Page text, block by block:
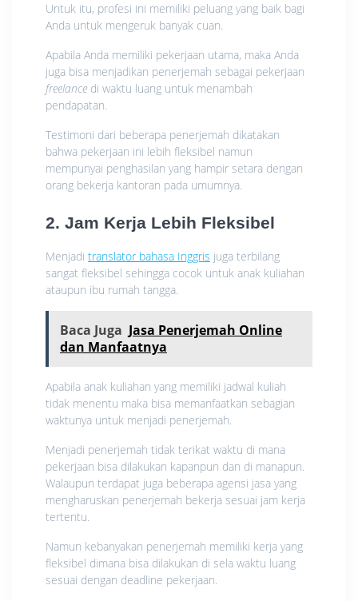
Untuk itu, profesi ini memiliki peluang yang baik bagi
Anda untuk mengeruk banyak cuan.
Apabila Anda memiliki pekerjaan utama, maka Anda
juga bisa menjadikan penerjemah sebagai pekerjaan
freelance di waktu luang untuk menambah
pendapatan.
Testimoni dari beberapa penerjemah dikatakan
bahwa pekerjaan ini lebih fleksibel namun
mempunyai penghasilan yang hampir setara dengan
orang bekerja kantoran pada umumnya.
2. Jam Kerja Lebih Fleksibel
Menjadi translator bahasa Inggris juga terbilang
sangat fleksibel sehingga cocok untuk anak kuliahan
ataupun ibu rumah tangga.
Baca Juga Jasa Penerjemah Online
dan Manfaatnya
Apabila anak kuliahan yang memiliki jadwal kuliah
tidak menentu maka bisa memanfaatkan sebagian
waktunya untuk menjadi penerjemah.
Menjadi penerjemah tidak terikat waktu di mana
pekerjaan bisa dilakukan kapanpun dan di manapun.
Walaupun terdapat juga beberapa agensi jasa yang
mengharuskan penerjemah bekerja sesuai jam kerja
tertentu.
Namun kebanyakan penerjemah memiliki kerja yang
fleksibel dimana bisa dilakukan di sela waktu luang
sesuai dengan deadline pekerjaan.